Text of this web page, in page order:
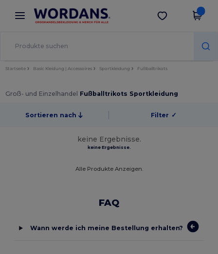
× Wordans App
Bessere Preise in der App!
App holen
Startseite Basic Kleidung | Accessoires Sportkleidung Fußballtrikots
Groß- und Einzelhandel Fußballtrikots Sportkleidung
Sortieren nach Filter ✓
keine Ergebnisse.
keine Ergebnisse.
Alle Produkte Anzeigen.
FAQ
Wann werde ich meine Bestellung erhalten?